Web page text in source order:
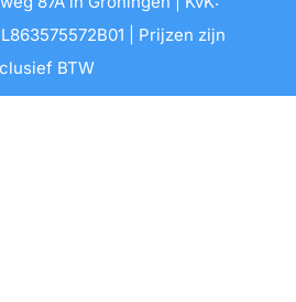
| Prijzen zijn
BTW